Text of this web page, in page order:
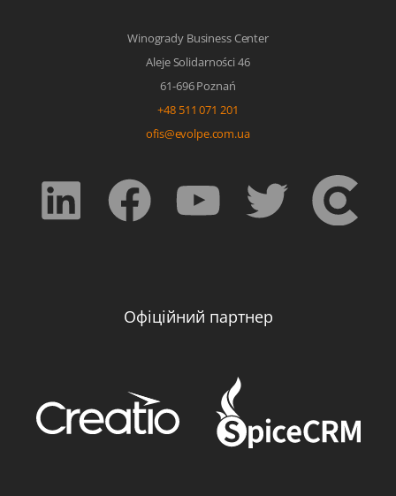
Winogrady Business Center
Aleje Solidarności 46
61-696 Poznań
+48 511 071 201
ofis@evolpe.com.ua
Офіційний партнер